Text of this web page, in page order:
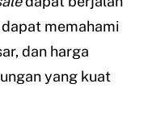
memahami
dan harga
yang kuat